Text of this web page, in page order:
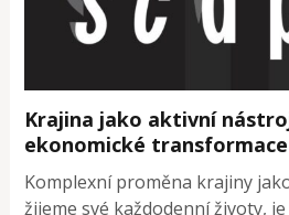
Krajina jako aktivní
ekonomické transformace
Komplexní proměna krajiny
žijeme své každodenní životy,